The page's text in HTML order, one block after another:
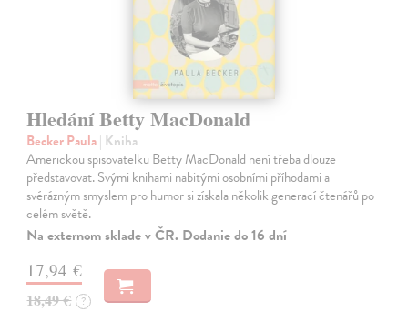
Hledání Betty MacDonald
Becker Paula| Kniha
Americkou spisovatelku Betty MacDonald není třeba dlouze
představovat. Svými knihami nabitými osobními příhodami a
svérázným smyslem pro humor si získala několik generací čtenářů po
celém světě.
Na externom sklade v ČR. Dodanie do 16 dní
17,94 €
18,49 € ?